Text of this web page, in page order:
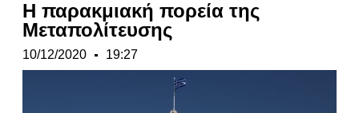
Η παρακμιακή πορεία της
Μεταπολίτευσης
10/12/2020 19:27